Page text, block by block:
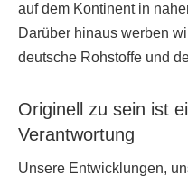
auf dem Kontinent in
Darüber hinaus werben
deutsche Rohstoffe und
Originell zu sein ist
Verantwortung
Unsere Entwicklungen,